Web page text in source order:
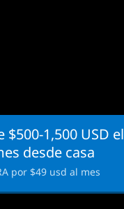
$500-1,500 USD el
desde casa
por $49 usd al mes